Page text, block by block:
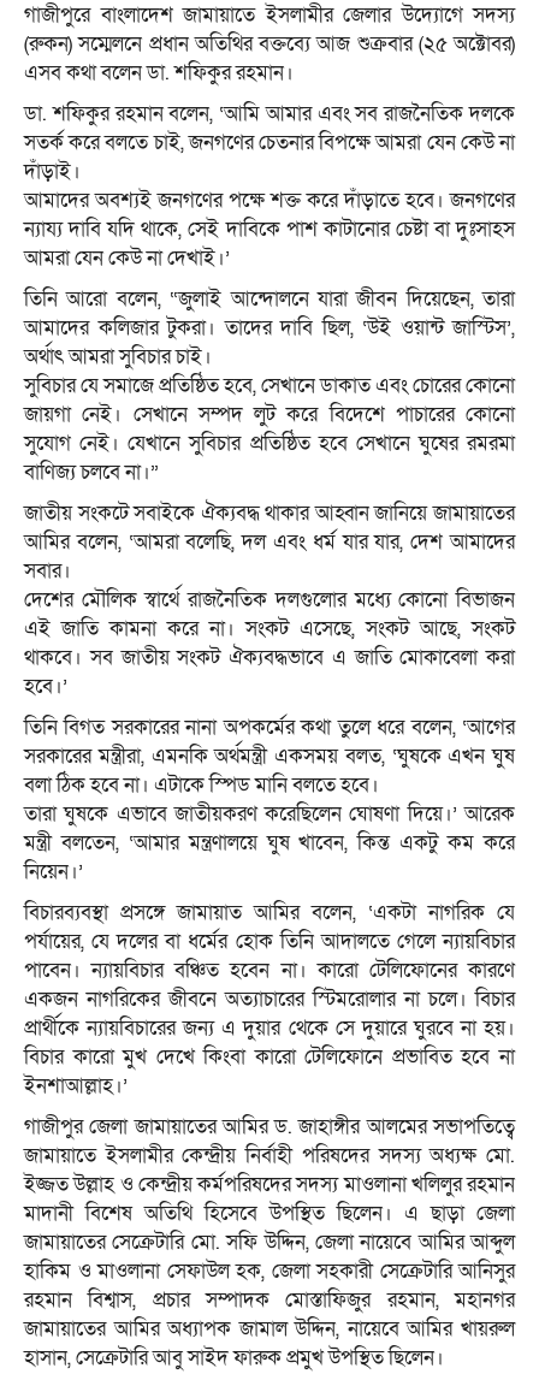
গাজীপুরে বাংলাদেশ জামায়াতে ইসলামীর জেলার উদ্যোগে সদস্য
(রুকন) সম্মেলনে প্রধান অতিথির বক্তব্যে আজ শুক্রবার (২৫ অক্টোবর)
এসব কথা বলেন ডা. শফিকুর রহমান।
ডা. শফিকুর রহমান বলেন, ‘আমি আমার এবং সব রাজনৈতিক দলকে
সতর্ক করে বলতে চাই, জনগণের চেতনার বিপক্ষে আমরা যেন কেউ না
দাঁড়াই।
আমাদের অবশ্যই জনগণের পক্ষে শক্ত করে দাঁড়াতে হবে। জনগণের
ন্যায্য দাবি যদি থাকে, সেই দাবিকে পাশ কাটানোর চেষ্টা বা দুঃসাহস
আমরা যেন কেউ না দেখাই।’
তিনি আরো বলেন, “জুলাই আন্দোলনে যারা জীবন দিয়েছেন, তারা
আমাদের কলিজার টুকরা। তাদের দাবি ছিল, ‘উই ওয়ান্ট জাস্টিস’,
অর্থাৎ আমরা সুবিচার চাই।
সুবিচার যে সমাজে প্রতিষ্ঠিত হবে, সেখানে ডাকাত এবং চোরের কোনো
জায়গা নেই। সেখানে সম্পদ লুট করে বিদেশে পাচারের কোনো
সুযোগ নেই। যেখানে সুবিচার প্রতিষ্ঠিত হবে সেখানে ঘুষের রমরমা
বাণিজ্য চলবে না।”
জাতীয় সংকটে সবাইকে ঐক্যবদ্ধ থাকার আহ্বান জানিয়ে জামায়াতের
আমির বলেন, ‘আমরা বলেছি, দল এবং ধর্ম যার যার, দেশ আমাদের
সবার।
দেশের মৌলিক স্বার্থে রাজনৈতিক দলগুলোর মধ্যে কোনো বিভাজন
এই জাতি কামনা করে না। সংকট এসেছে, সংকট আছে, সংকট
থাকবে। সব জাতীয় সংকট ঐক্যবদ্ধভাবে এ জাতি মোকাবেলা করা
হবে।’
তিনি বিগত সরকারের নানা অপকর্মের কথা তুলে ধরে বলেন, ‘আগের
সরকারের মন্ত্রীরা, এমনকি অর্থমন্ত্রী একসময় বলত, ‘ঘুষকে এখন ঘুষ
বলা ঠিক হবে না। এটাকে স্পিড মানি বলতে হবে।
তারা ঘুষকে এভাবে জাতীয়করণ করেছিলেন ঘোষণা দিয়ে।’ আরেক
মন্ত্রী বলতেন, ‘আমার মন্ত্রণালয়ে ঘুষ খাবেন, কিন্ত একটু কম করে
নিয়েন।’
বিচারব্যবস্থা প্রসঙ্গে জামায়াত আমির বলেন, ‘একটা নাগরিক যে
পর্যায়ের, যে দলের বা ধর্মের হোক তিনি আদালতে গেলে ন্যায়বিচার
পাবেন। ন্যায়বিচার বঞ্চিত হবেন না। কারো টেলিফোনের কারণে
একজন নাগরিকের জীবনে অত্যাচারের স্টিমরোলার না চলে। বিচার
প্রার্থীকে ন্যায়বিচারের জন্য এ দুয়ার থেকে সে দুয়ারে ঘুরবে না হয়।
বিচার কারো মুখ দেখে কিংবা কারো টেলিফোনে প্রভাবিত হবে না
ইনশাআল্লাহ।’
গাজীপুর জেলা জামায়াতের আমির ড. জাহাঙ্গীর আলমের সভাপতিত্বে
জামায়াতে ইসলামীর কেন্দ্রীয় নির্বাহী পরিষদের সদস্য অধ্যক্ষ মো.
ইজ্জত উল্লাহ ও কেন্দ্রীয় কর্মপরিষদের সদস্য মাওলানা খলিলুর রহমান
মাদানী বিশেষ অতিথি হিসেবে উপস্থিত ছিলেন। এ ছাড়া জেলা
জামায়াতের সেক্রেটারি মো. সফি উদ্দিন, জেলা নায়েবে আমির আব্দুল
হাকিম ও মাওলানা সেফাউল হক, জেলা সহকারী সেক্রেটারি আনিসুর
রহমান বিশ্বাস, প্রচার সম্পাদক মোস্তাফিজুর রহমান, মহানগর
জামায়াতের আমির অধ্যাপক জামাল উদ্দিন, নায়েবে আমির খায়রুল
হাসান, সেক্রেটারি আবু সাইদ ফারুক প্রমুখ উপস্থিত ছিলেন।